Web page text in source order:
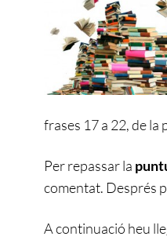
frases 17 a 22, de la
Per repassar la
comentat. Després
A continuació heu